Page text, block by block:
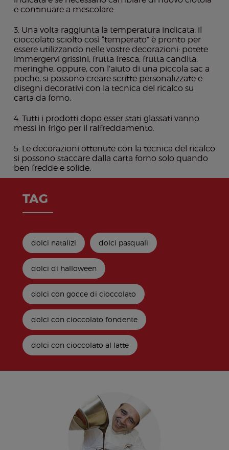
e continuare a mescolare.
Una volta raggiunta la temperatura indicata, il
cioccolato sciolto così “temperato” è pronto per
essere utilizzando nelle vostre decorazioni: potete
immergervi grissini, frutta fresca, frutta candita,
meringhe, oppure, con l’aiuto di una piccola sac a
poche, si possono creare scritte personalizzate e
disegni decorativi con la tecnica del ricalco su
carta da forno.
Tutti i prodotti dopo esser stati glassati vanno
messi in frigo per il raffreddamento.
Le decorazioni ottenute con la tecnica del ricalco
si possono staccare dalla carta forno solo quando
ben fredde e solide.
TAG
dolci natalizi dolci pasquali
dolci di halloween
dolci con gocce di cioccolato
dolci con cioccolato fondente
dolci con cioccolato al latte